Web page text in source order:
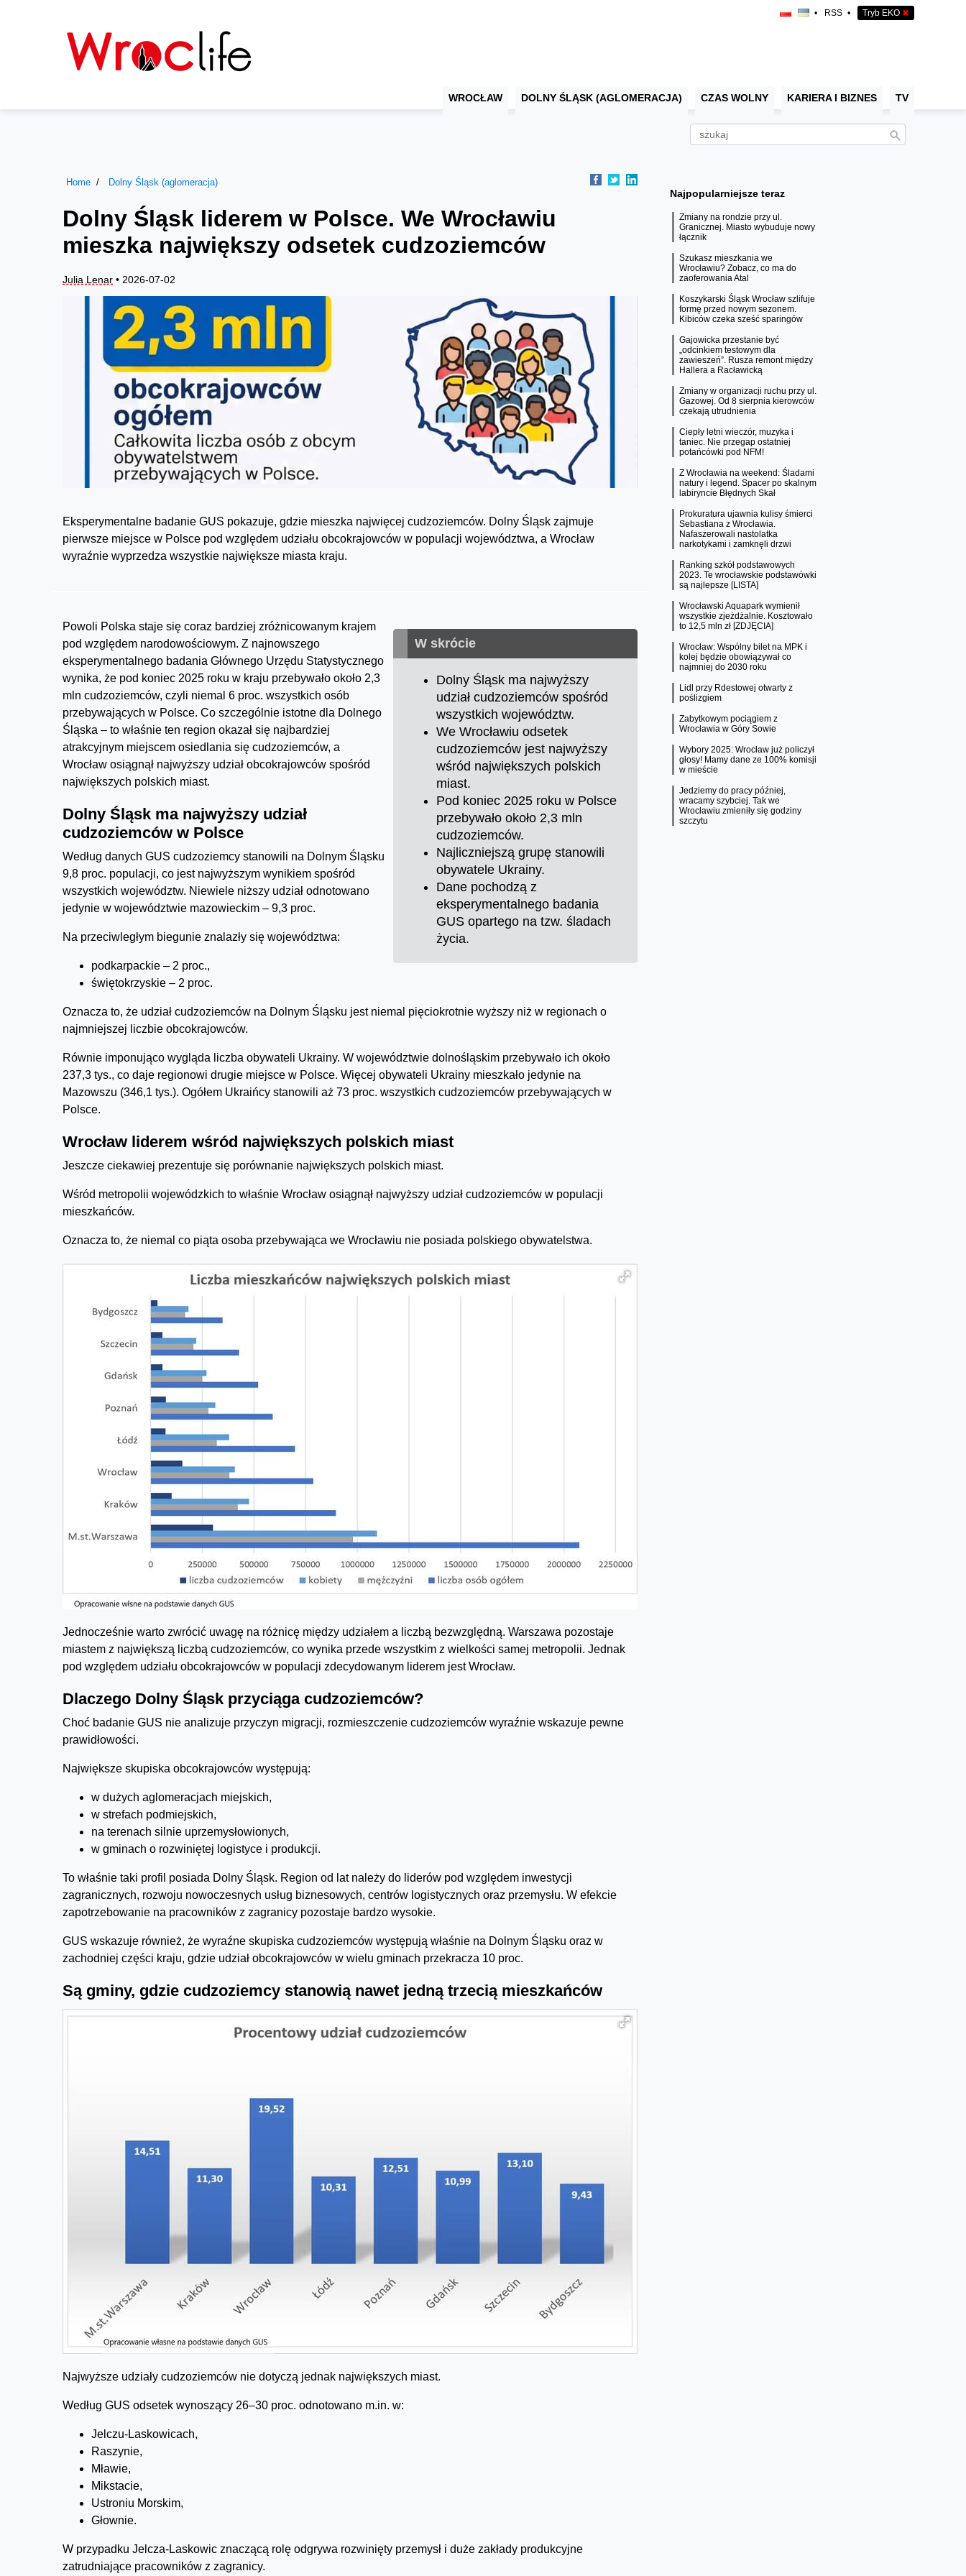
• RSS • Tryb EKO ✖
WROCŁAW DOLNY ŚLĄSK (AGLOMERACJA) CZAS WOLNY KARIERA I BIZNES TV
Home Dolny Śląsk (aglomeracja)
Dolny Śląsk liderem w Polsce. We Wrocławiu
mieszka największy odsetek cudzoziemców
Julia Lenar • 2026-07-02
Eksperymentalne badanie GUS pokazuje, gdzie mieszka najwięcej cudzoziemców. Dolny Śląsk zajmuje
pierwsze miejsce w Polsce pod względem udziału obcokrajowców w populacji województwa, a Wrocław
wyraźnie wyprzedza wszystkie największe miasta kraju.
W skrócie
Dolny Śląsk ma najwyższy
udział cudzoziemców spośród
wszystkich województw.
We Wrocławiu odsetek
cudzoziemców jest najwyższy
wśród największych polskich
miast.
Pod koniec 2025 roku w Polsce
przebywało około 2,3 mln
cudzoziemców.
Najliczniejszą grupę stanowili
obywatele Ukrainy.
Dane pochodzą z
eksperymentalnego badania
GUS opartego na tzw. śladach
życia.
Powoli Polska staje się coraz bardziej zróżnicowanym krajem
pod względem narodowościowym. Z najnowszego
eksperymentalnego badania Głównego Urzędu Statystycznego
wynika, że pod koniec 2025 roku w kraju przebywało około 2,3
mln cudzoziemców, czyli niemal 6 proc. wszystkich osób
przebywających w Polsce. Co szczególnie istotne dla Dolnego
Śląska – to właśnie ten region okazał się najbardziej
atrakcyjnym miejscem osiedlania się cudzoziemców, a
Wrocław osiągnął najwyższy udział obcokrajowców spośród
największych polskich miast.
Dolny Śląsk ma najwyższy udział
cudzoziemców w Polsce
Według danych GUS cudzoziemcy stanowili na Dolnym Śląsku
9,8 proc. populacji, co jest najwyższym wynikiem spośród
wszystkich województw. Niewiele niższy udział odnotowano
jedynie w województwie mazowieckim – 9,3 proc.
Na przeciwległym biegunie znalazły się województwa:
podkarpackie – 2 proc.,
świętokrzyskie – 2 proc.
Oznacza to, że udział cudzoziemców na Dolnym Śląsku jest niemal pięciokrotnie wyższy niż w regionach o
najmniejszej liczbie obcokrajowców.
Równie imponująco wygląda liczba obywateli Ukrainy. W województwie dolnośląskim przebywało ich około
237,3 tys., co daje regionowi drugie miejsce w Polsce. Więcej obywateli Ukrainy mieszkało jedynie na
Mazowszu (346,1 tys.). Ogółem Ukraińcy stanowili aż 73 proc. wszystkich cudzoziemców przebywających w
Polsce.
Wrocław liderem wśród największych polskich miast
Jeszcze ciekawiej prezentuje się porównanie największych polskich miast.
Wśród metropolii wojewódzkich to właśnie Wrocław osiągnął najwyższy udział cudzoziemców w populacji
mieszkańców.
Oznacza to, że niemal co piąta osoba przebywająca we Wrocławiu nie posiada polskiego obywatelstwa.
Jednocześnie warto zwrócić uwagę na różnicę między udziałem a liczbą bezwzględną. Warszawa pozostaje
miastem z największą liczbą cudzoziemców, co wynika przede wszystkim z wielkości samej metropolii. Jednak
pod względem udziału obcokrajowców w populacji zdecydowanym liderem jest Wrocław.
Dlaczego Dolny Śląsk przyciąga cudzoziemców?
Choć badanie GUS nie analizuje przyczyn migracji, rozmieszczenie cudzoziemców wyraźnie wskazuje pewne
prawidłowości.
Największe skupiska obcokrajowców występują:
w dużych aglomeracjach miejskich,
w strefach podmiejskich,
na terenach silnie uprzemysłowionych,
w gminach o rozwiniętej logistyce i produkcji.
To właśnie taki profil posiada Dolny Śląsk. Region od lat należy do liderów pod względem inwestycji
zagranicznych, rozwoju nowoczesnych usług biznesowych, centrów logistycznych oraz przemysłu. W efekcie
zapotrzebowanie na pracowników z zagranicy pozostaje bardzo wysokie.
GUS wskazuje również, że wyraźne skupiska cudzoziemców występują właśnie na Dolnym Śląsku oraz w
zachodniej części kraju, gdzie udział obcokrajowców w wielu gminach przekracza 10 proc.
Są gminy, gdzie cudzoziemcy stanowią nawet jedną trzecią mieszkańców
Najwyższe udziały cudzoziemców nie dotyczą jednak największych miast.
Według GUS odsetek wynoszący 26–30 proc. odnotowano m.in. w:
Jelczu-Laskowicach,
Raszynie,
Mławie,
Mikstacie,
Ustroniu Morskim,
Głownie.
W przypadku Jelcza-Laskowic znaczącą rolę odgrywa rozwinięty przemysł i duże zakłady produkcyjne
zatrudniające pracowników z zagranicy.
Najpopularniejsze teraz
Zmiany na rondzie przy ul.
Granicznej. Miasto wybuduje nowy
łącznik
Szukasz mieszkania we
Wrocławiu? Zobacz, co ma do
zaoferowania Atal
Koszykarski Śląsk Wrocław szlifuje
formę przed nowym sezonem.
Kibiców czeka sześć sparingów
Gajowicka przestanie być
„odcinkiem testowym dla
zawieszeń”. Rusza remont między
Hallera a Racławicką
Zmiany w organizacji ruchu przy ul.
Gazowej. Od 8 sierpnia kierowców
czekają utrudnienia
Ciepły letni wieczór, muzyka i
taniec. Nie przegap ostatniej
potańcówki pod NFM!
Z Wrocławia na weekend: Śladami
natury i legend. Spacer po skalnym
labiryncie Błędnych Skał
Prokuratura ujawnia kulisy śmierci
Sebastiana z Wrocławia.
Nafaszerowali nastolatka
narkotykami i zamknęli drzwi
Ranking szkół podstawowych
2023. Te wrocławskie podstawówki
są najlepsze [LISTA]
Wrocławski Aquapark wymienił
wszystkie zjeżdżalnie. Kosztowało
to 12,5 mln zł [ZDJĘCIA]
Wrocław: Wspólny bilet na MPK i
kolej będzie obowiązywał co
najmniej do 2030 roku
Lidl przy Rdestowej otwarty z
poślizgiem
Zabytkowym pociągiem z
Wrocławia w Góry Sowie
Wybory 2025: Wrocław już policzył
głosy! Mamy dane ze 100% komisji
w mieście
Jedziemy do pracy później,
wracamy szybciej. Tak we
Wrocławiu zmieniły się godziny
szczytu